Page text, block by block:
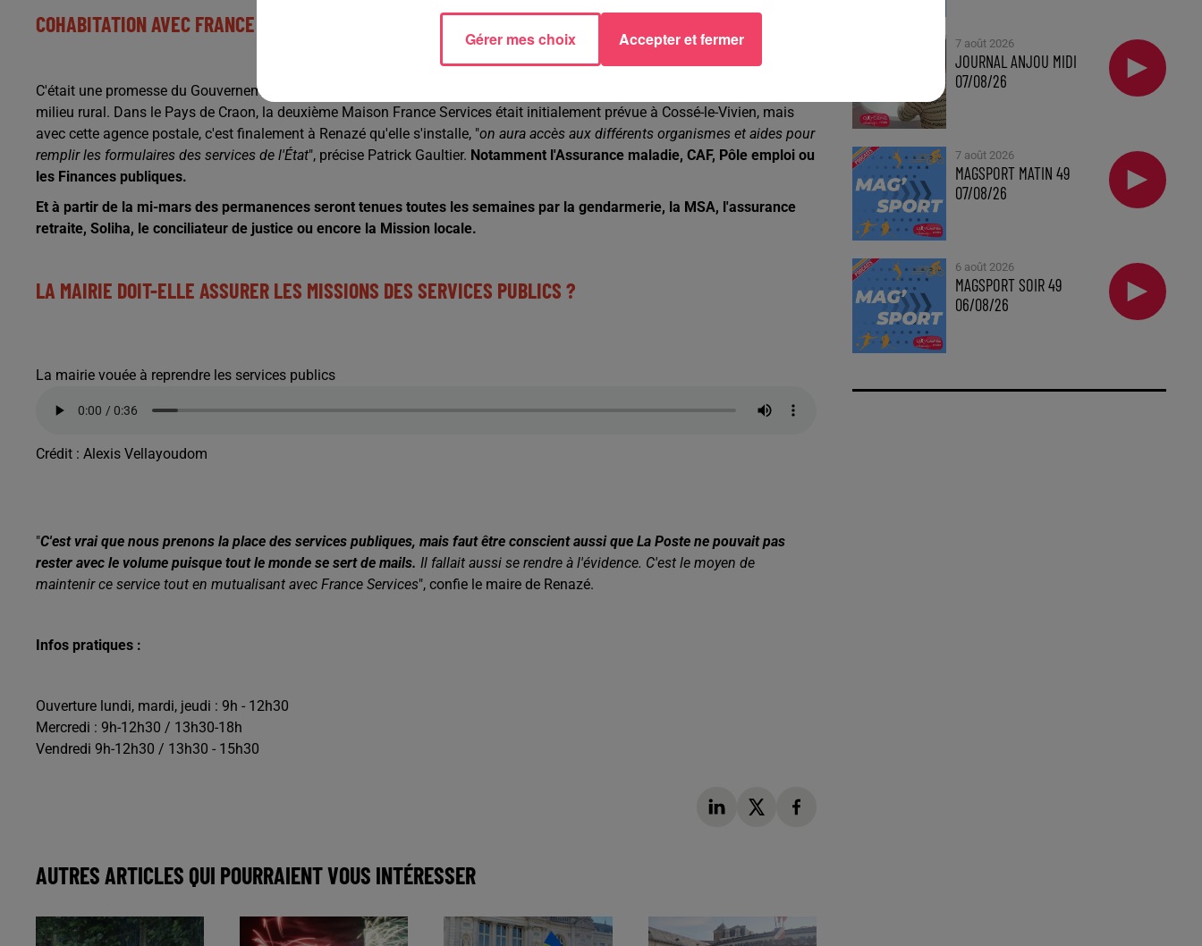
COHABITATION AVEC FRANCE SERVICES
C'était une promesse du Gouvernement, rendre plus accessibles les services pour réaliser ses démarches administratives en
milieu rural. Dans le Pays de Craon, la deuxième Maison France Services était initialement prévue à Cossé-le-Vivien, mais
avec cette agence postale, c'est finalement à Renazé qu'elle s'installe, "on aura accès aux différents organismes et aides pour
remplir les formulaires des services de l'État", précise Patrick Gaultier. Notamment l'Assurance maladie, CAF, Pôle emploi ou
les Finances publiques.
Et à partir de la mi-mars des permanences seront tenues toutes les semaines par la gendarmerie, la MSA, l'assurance
retraite, Soliha, le conciliateur de justice ou encore la Mission locale.
LA MAIRIE DOIT-ELLE ASSURER LES MISSIONS DES SERVICES PUBLICS ?
La mairie vouée à reprendre les services publics
Crédit : Alexis Vellayoudom
"C'est vrai que nous prenons la place des services publiques, mais faut être conscient aussi que La Poste ne pouvait pas
rester avec le volume puisque tout le monde se sert de mails. Il fallait aussi se rendre à l'évidence. C'est le moyen de
maintenir ce service tout en mutualisant avec France Services", confie le maire de Renazé.
Infos pratiques :
Ouverture lundi, mardi, jeudi : 9h - 12h30
Mercredi : 9h-12h30 / 13h30-18h
Vendredi 9h-12h30 / 13h30 - 15h30
AUTRES ARTICLES QUI POURRAIENT VOUS INTÉRESSER
7 août 2026
JOURNAL ANJOU MIDI
07/08/26
7 août 2026
MAGSPORT MATIN 49
07/08/26
6 août 2026
MAGSPORT SOIR 49
06/08/26
Gérer mes choix Accepter et fermer